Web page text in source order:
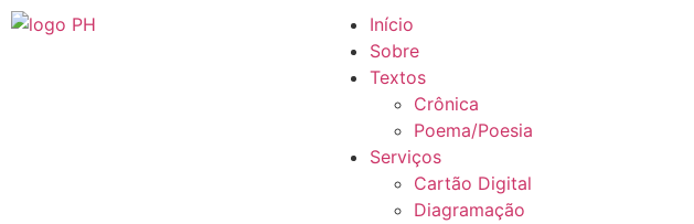
Início
Sobre
Textos
Crônica
Poema/Poesia
Serviços
Cartão Digital
Diagramação